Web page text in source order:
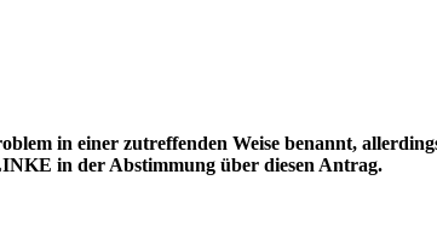
in einer zutreffenden Weise benannt,
in der Abstimmung über diesen Antrag.